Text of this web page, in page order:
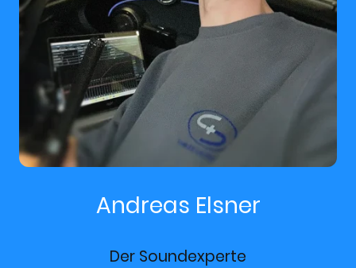
Andreas Elsner
Der Soundexperte